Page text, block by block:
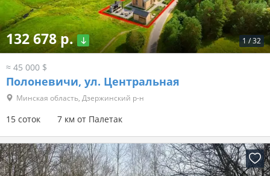
1 /32
132 678 р.
≈ 45 000 $
Полоневичи, ул. Центральная
Минская область, Дзержинский р-н
15 соток 7 км от Палетак